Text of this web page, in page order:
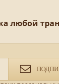
любой